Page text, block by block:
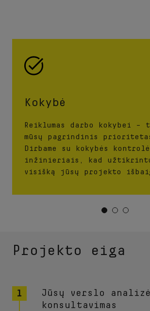
Kokybė
Reiklumas darbo kokybei –
mūsų pagrindinis
Dirbame su kokybės
inžinieriais, kad
visišką jūsų projekto
Projekto eiga
Jūsų verslo
konsultavimas